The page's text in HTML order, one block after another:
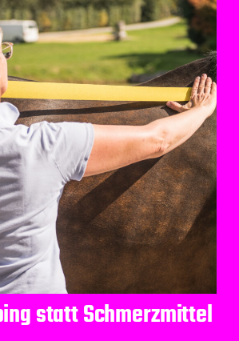
statt Schmerzmittel